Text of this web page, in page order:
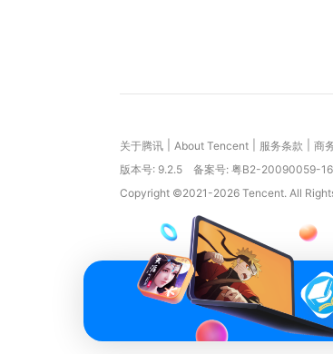
关于腾讯 About Tencent 服务条款 商
版本号: 9.2.5 备案号: 粤B2-20090059-
Copyright ©2021-2026 Tencent. All